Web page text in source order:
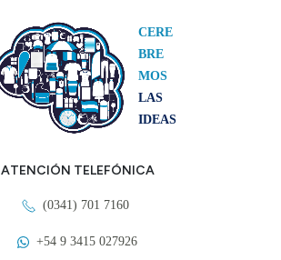
CERE
BRE
MOS
LAS
IDEAS
ATENCIÓN TELEFÓNICA
(0341) 701 7160
+54 9 3415 027926